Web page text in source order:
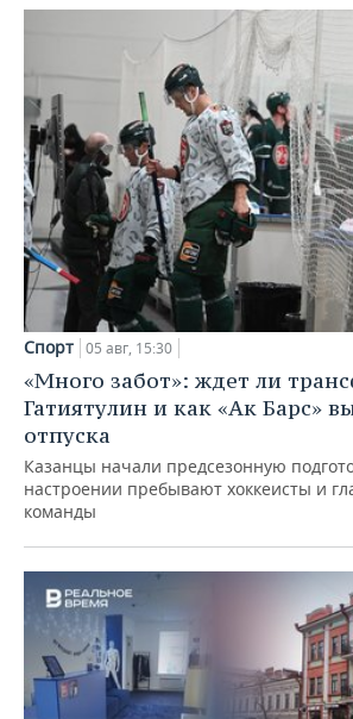
Спорт 05 авг, 15:30
«Много забот»: ждет ли
Гатиятулин и как «Ак Барс»
отпуска
Казанцы начали предсезонную
настроении пребывают хоккеисты и
команды